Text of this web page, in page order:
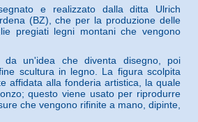
e realizzato dalla ditta Ulrich
(BZ), che per la produzione delle
pregiati legni montani che vengono
da un'idea che diventa disegno, poi
scultura in legno. La figura scolpita
affidata alla fonderia artistica, la quale
questo viene usato per riprodurre
che vengono rifinite a mano, dipinte,